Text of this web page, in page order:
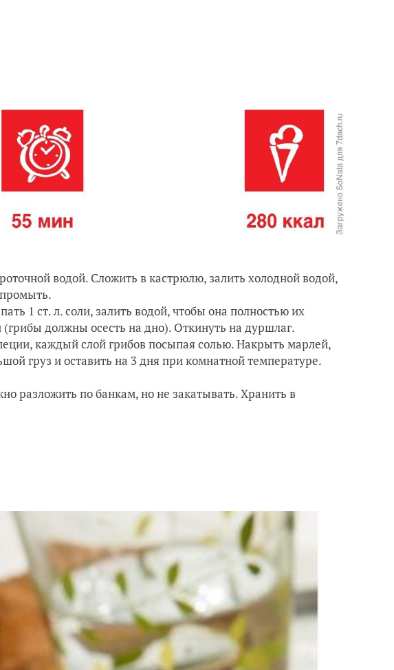
водой. Сложить в кастрюлю, залить холодной водой,
1 ст. л. соли, залить водой, чтобы она полностью их
должны осесть на дно). Откинуть на дуршлаг.
каждый слой грибов посыпая солью. Накрыть марлей,
груз и оставить на 3 дня при комнатной температуре.
разложить по банкам, но не закатывать. Хранить в